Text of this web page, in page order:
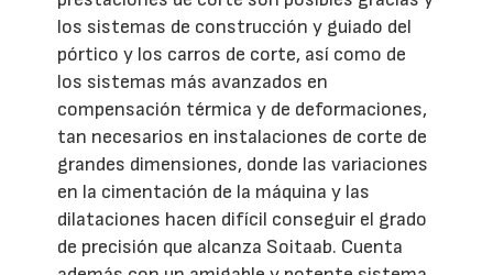
los sistemas de construcción y guiado del
pórtico y los carros de corte, así como de
los sistemas más avanzados en
compensación térmica y de deformaciones,
tan necesarios en instalaciones de corte de
grandes dimensiones, donde las variaciones
en la cimentación de la máquina y las
dilataciones hacen difícil conseguir el grado
de precisión que alcanza Soitaab. Cuenta